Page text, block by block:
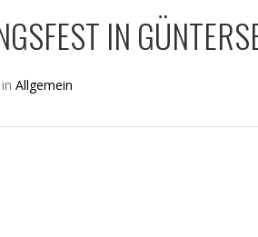
IN
in Allgemein